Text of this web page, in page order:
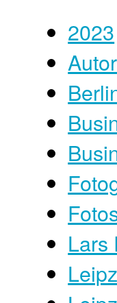
2023
Lars